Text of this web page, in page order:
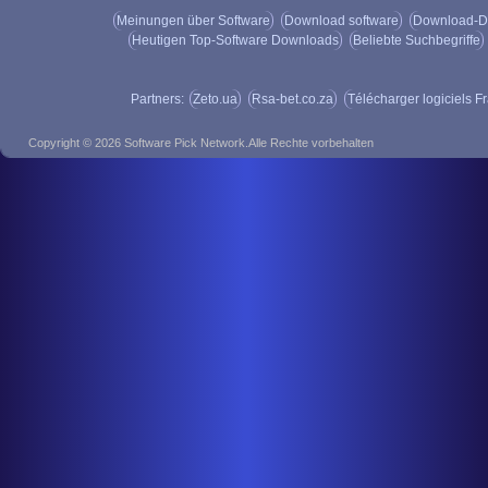
Lassen Sie Ihr Palm-Gerät Sie durch den
Wörterbuch installieren.…
Reihe von nützlichen…
Meinungen über Software Download software
Download-
Heutigen Top-Software Downloads
Beliebte Suchbegriffe
Partners: Zeto.ua Rsa-bet.co.za Télécharger logiciels
Copyright © 2026 Software Pick Network.Alle Rechte vorbehalten